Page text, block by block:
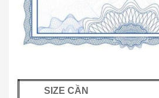
SIZE CẦN